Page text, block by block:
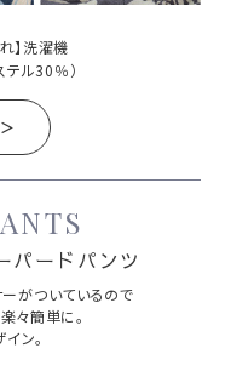
】洗濯機
テル30％）
パードパンツ
がついているので
々簡単に。
ン。